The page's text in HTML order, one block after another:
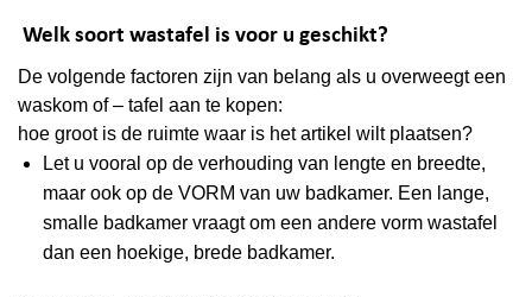
Welk soort wastafel is voor u geschikt?
De volgende factoren zijn van belang als u overweegt een
waskom of – tafel aan te kopen:
hoe groot is de ruimte waar is het artikel wilt plaatsen?
Let u vooral op de verhouding van lengte en breedte,
maar ook op de VORM van uw badkamer. Een lange,
smalle badkamer vraagt om een andere vorm wastafel
dan een hoekige, brede badkamer.